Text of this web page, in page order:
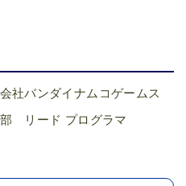
社バンダイナムコゲームス
リード プログラマ